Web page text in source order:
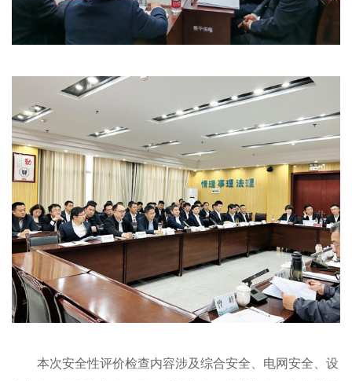
本次安全性评价检查内容涉及综合安全、电网安全、设